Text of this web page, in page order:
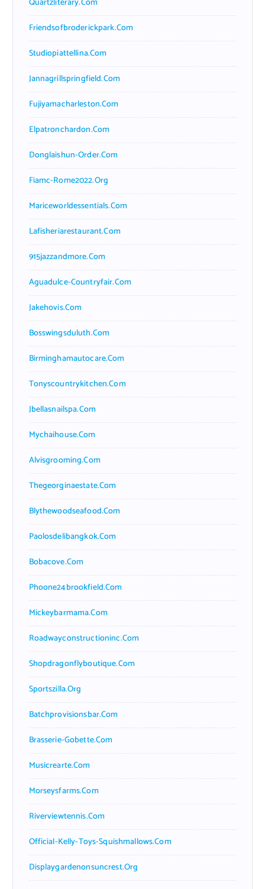
Friendsofbroderickpark.com
Studiopiattellina.com
Jannagrillspringfield.com
Fujiyamacharleston.com
Elpatronchardon.com
Donglaishun-Order.com
Fiamc-Rome2022.org
Mariceworldessentials.com
Lafisheriarestaurant.com
915jazzandmore.com
Aguadulce-Countryfair.com
Jakehovis.com
Bosswingsduluth.com
Birminghamautocare.com
Tonyscountrykitchen.com
Jbellasnailspa.com
Mychaihouse.com
Alvisgrooming.com
Thegeorginaestate.com
Blythewoodseafood.com
Paolosdelibangkok.com
Bobacove.com
Phoone24brookfield.com
Mickeybarmama.com
Roadwayconstructioninc.com
Shopdragonflyboutique.com
Sportszilla.org
Batchprovisionsbar.com
Brasserie-Gobette.com
Musicrearte.com
Morseysfarms.com
Riverviewtennis.com
Official-Kelly-Toys-Squishmallows.com
Displaygardenonsuncrest.org